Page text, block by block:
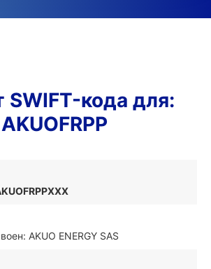
SWIFT-кода для:
AKUOFRPP
AKUO ENERGY SAS